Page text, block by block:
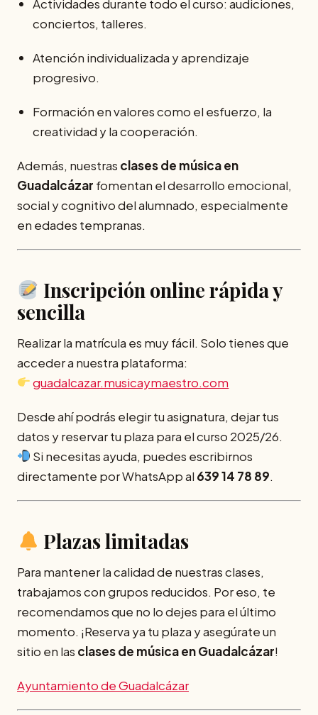
Actividades durante todo el curso: audiciones,
conciertos, talleres.
Atención individualizada y aprendizaje
progresivo.
Formación en valores como el esfuerzo, la
creatividad y la cooperación.
Además, nuestras clases de música en
Guadalcázar fomentan el desarrollo emocional,
social y cognitivo del alumnado, especialmente
en edades tempranas.
Inscripción online rápida y
sencilla
Realizar la matrícula es muy fácil. Solo tienes que
acceder a nuestra plataforma:
guadalcazar.musicaymaestro.com
Desde ahí podrás elegir tu asignatura, dejar tus
datos y reservar tu plaza para el curso 2025/26.
Si necesitas ayuda, puedes escribirnos
directamente por WhatsApp al 639 14 78 89.
Plazas limitadas
Para mantener la calidad de nuestras clases,
trabajamos con grupos reducidos. Por eso, te
recomendamos que no lo dejes para el último
momento. ¡Reserva ya tu plaza y asegúrate un
sitio en las clases de música en Guadalcázar!
Ayuntamiento de Guadalcázar